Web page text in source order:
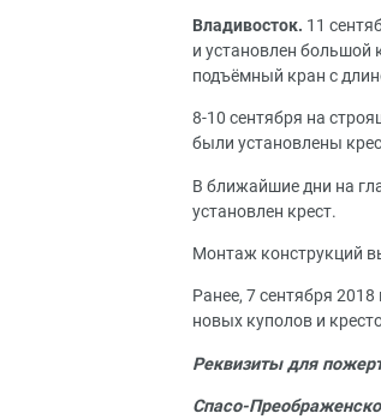
Владивосток. 11
и установлен большой
подъёмный кран с
8-10 сентября на
были установлены
В ближайшие дни на
установлен крест.
Монтаж конструкций
Ранее, 7 сентября 2018
новых куполов и
Реквизиты для
Спасо-